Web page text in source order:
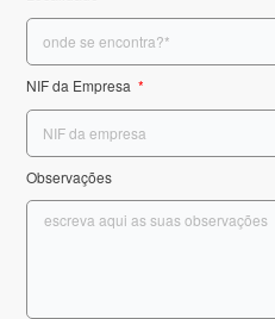
NIF da Empresa
Observações